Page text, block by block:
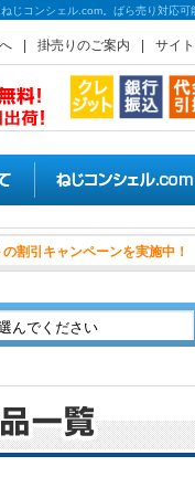
じコンシェル.com。ばら売り対応
掛売りのご案内 サイ
きつかナ